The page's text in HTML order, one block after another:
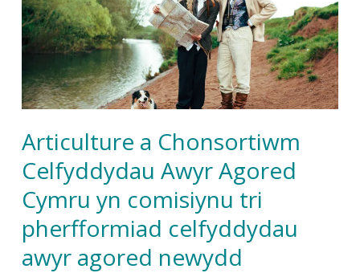
Articulture a Chonsortiwm
Celfyddydau Awyr Agored
Cymru yn comisiynu tri
pherfformiad celfyddydau
awyr agored newydd